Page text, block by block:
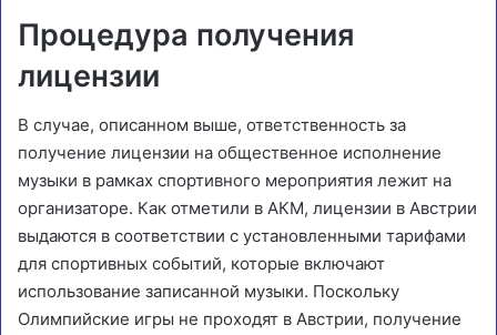
Процедура получения
лицензии
В случае, описанном выше, ответственность за
получение лицензии на общественное исполнение
музыки в рамках спортивного мероприятия лежит на
организаторе. Как отметили в АКМ, лицензии в Австрии
выдаются в соответствии с установленными тарифами
для спортивных событий, которые включают
использование записанной музыки. Поскольку
Олимпийские игры не проходят в Австрии, получение